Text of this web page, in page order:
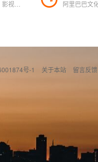
号-1 关于本站 留言反馈